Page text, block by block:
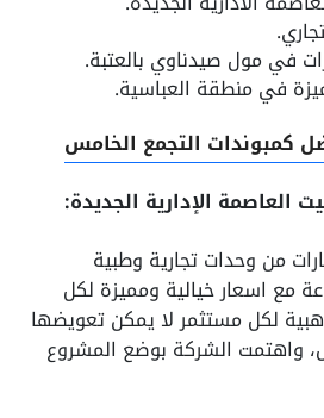
في مول صيدناوي بالعتبة.
كمبوندات التجمع الخامس
العاصمة الإدارية الجديدة:
من وحدات تجارية وطبية
مع اسعار خيالية ومميزة لكل
لكل مستثمر لا يمكن تعويضها
واهتمت الشركة بوضع المشروع